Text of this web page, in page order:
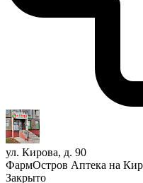
ул. Кирова, д. 90
ФармОстров Аптека на
Закрыто